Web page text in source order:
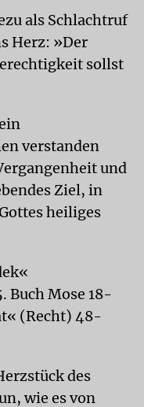
als Schlachtruf
Herz: »Der
sollst
verstanden
und
Ziel, in
heiliges
Buch Mose 18-
(Recht) 48-
des
wie es von